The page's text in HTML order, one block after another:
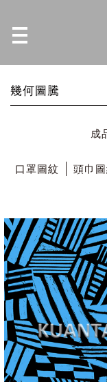
幾何圖騰
成
口罩圖紋 頭巾